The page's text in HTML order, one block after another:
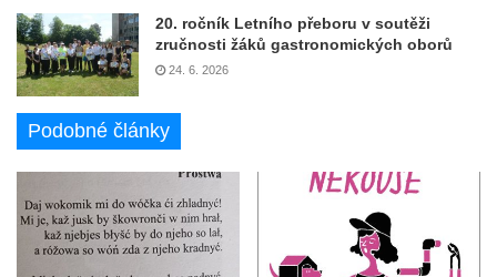
20. ročník Letního přeboru v soutěži
zručnosti žáků gastronomických oborů
24. 6. 2026
Podobné články